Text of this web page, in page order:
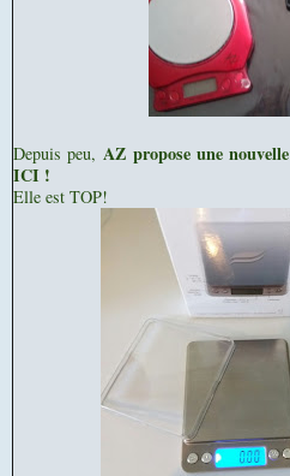
Depuis peu,AZ propose une
ICI !
Elle est TOP!